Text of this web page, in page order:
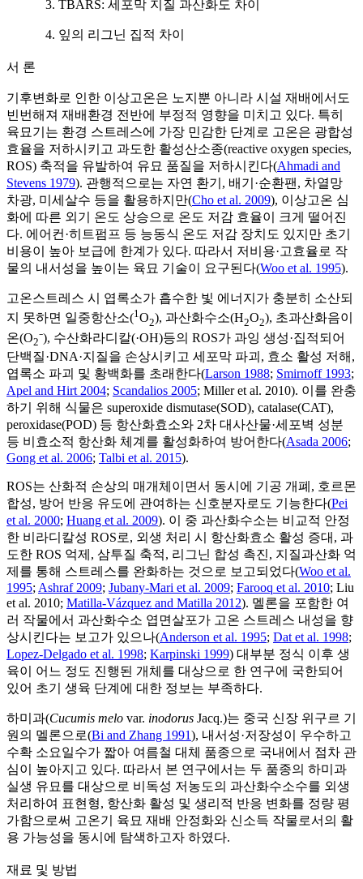
3. TBARS: 세포막 지질 과산화도 차이
4. 잎의 리그닌 집적 차이
서 론
기후변화로 인한 이상고온은 노지뿐 아니라 시설 재배에서도
빈번해져 재배환경 전반에 부정적 영향을 미치고 있다. 특히
육묘기는 환경 스트레스에 가장 민감한 단계로 고온은 광합성
효율을 저하시키고 과도한 활성산소종(reactive oxygen species,
ROS) 축적을 유발하여 유묘 품질을 저하시킨다(Ahmadi and
Stevens 1979). 관행적으로는 자연 환기, 배기·순환팬, 차열망
차광, 미세살수 등을 활용하지만(Cho et al. 2009), 이상고온 심
화에 따른 외기 온도 상승으로 온도 저감 효율이 크게 떨어진
다. 에어컨·히트펌프 등 능동식 온도 저감 장치도 있지만 초기
비용이 높아 보급에 한계가 있다. 따라서 저비용·고효율로 작
물의 내서성을 높이는 육묘 기술이 요구된다(Woo et al. 1995).
고온스트레스 시 엽록소가 흡수한 빛 에너지가 충분히 소산되
지 못하면 일중항산소(1 O2), 과산화수소(H2O2), 초과산화음이
온(O2⁻), 수산화라디칼(·OH)등의 ROS가 과잉 생성·집적되어
단백질·DNA·지질을 손상시키고 세포막 파괴, 효소 활성 저해,
엽록소 파괴 및 황백화를 초래한다(Larson 1988; Smirnoff 1993;
Apel and Hirt 2004; Scandalios 2005; Miller et al. 2010). 이를 완충
하기 위해 식물은 superoxide dismutase(SOD), catalase(CAT),
peroxidase(POD) 등 항산화효소와 2차 대사산물·세포벽 성분
등 비효소적 항산화 체계를 활성화하여 방어한다(Asada 2006;
Gong et al. 2006; Talbi et al. 2015).
ROS는 산화적 손상의 매개체이면서 동시에 기공 개폐, 호르몬
합성, 방어 반응 유도에 관여하는 신호분자로도 기능한다(Pei
et al. 2000; Huang et al. 2009). 이 중 과산화수소는 비교적 안정
한 비라디칼성 ROS로, 외생 처리 시 항산화효소 활성 증대, 과
도한 ROS 억제, 삼투질 축적, 리그닌 합성 촉진, 지질과산화 억
제를 통해 스트레스를 완화하는 것으로 보고되었다(Woo et al.
1995; Ashraf 2009; Jubany-Mari et al. 2009; Farooq et al. 2010; Liu
et al. 2010; Matilla-Vázquez and Matilla 2012). 멜론을 포함한 여
러 작물에서 과산화수소 엽면살포가 고온 스트레스 내성을 향
상시킨다는 보고가 있으나(Anderson et al. 1995; Dat et al. 1998;
Lopez-Delgado et al. 1998; Karpinski 1999) 대부분 정식 이후 생
육이 어느 정도 진행된 개체를 대상으로 한 연구에 국한되어
있어 초기 생육 단계에 대한 정보는 부족하다.
하미과(Cucumis melo var. inodorus Jacq.)는 중국 신장 위구르 기
원의 멜론으로(Bi and Zhang 1991), 내서성·저장성이 우수하고
수확 소요일수가 짧아 여름철 대체 품종으로 국내에서 점차 관
심이 높아지고 있다. 따라서 본 연구에서는 두 품종의 하미과
실생 유묘를 대상으로 비독성 저농도의 과산화수소수를 외생
처리하여 표현형, 항산화 활성 및 생리적 반응 변화를 정량 평
가함으로써 고온기 육묘 재배 안정화와 신소득 작물로서의 활
용 가능성을 동시에 탐색하고자 하였다.
재료 및 방법